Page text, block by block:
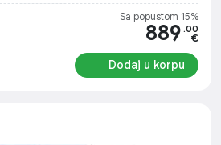
Sa popustom 15%
889 .00
€
Dodaj u korpu